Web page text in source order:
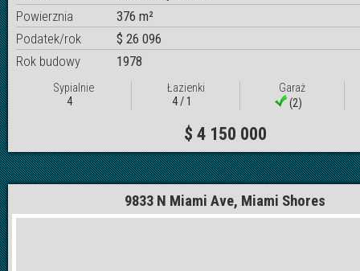
Powierznia
376 m²
Podatek/rok
$ 26 096
Rok budowy
1978
Sypialnie
4
Łazienki
4 / 1
Garaż
(2)
$ 4 150 000
9833 N Miami Ave, Miami Shores